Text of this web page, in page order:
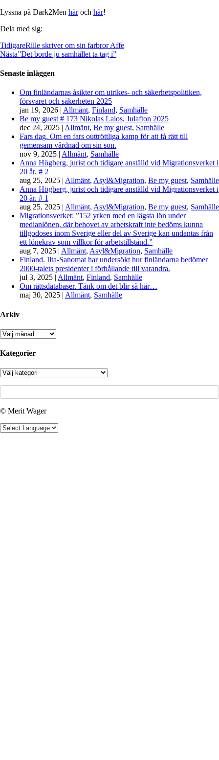
Lyssna på Dark2Men häroch här!
Dela med sig:
TidigareRille skriver om sin farbror Affe
Nästa”Det borde ju samhället ta tag i”
Senaste inläggen
Om finländarnas åsikter om utrikes- och säkerhetspolitiken,
försvaret och säkerheten 2025
jan 19, 2026 | Allmänt, Finland, Samhälle
Be my guest # 173 Nikolas Laios, Julafton 2025
dec 24, 2025 | Allmänt, Be my guest, Samhälle
Fars dag. Om en fars outtröttliga kamp för att få rätt till
gemensam vårdnad om sin son.
nov 9, 2025 | Allmänt, Samhälle
Anna Högberg, jurist och tidigare anställd vid Migrationsverket i
20 år. # 2
aug 25, 2025 | Allmänt, Asyl&Migration, Be my guest, Samhälle
Anna Högberg, jurist och tidigare anställd vid Migrationsverket i
20 år. # 1
aug 25, 2025 | Allmänt, Asyl&Migration, Be my guest, Samhälle
Migrationsverket: ”152 yrken med en lägsta lön under
medianlönen, där behovet av arbetskraft inte bedöms kunna
tillgodoses inom Sverige eller del av Sverige kan undantas från
ett lönekrav som villkor för arbetstillstånd.”
aug 7, 2025 | Allmänt, Asyl&Migration, Samhälle
Finland. Ilta-Sanomat har undersökt hur finländarna bedömer
2000-talets presidenter i förhållande till varandra.
jul 3, 2025 | Allmänt, Finland, Samhälle
Om rättsdatabaser. Tänk om det blir så här…
maj 30, 2025 | Allmänt, Samhälle
Arkiv
Arkiv
Kategorier
Kategorier
© Merit Wager